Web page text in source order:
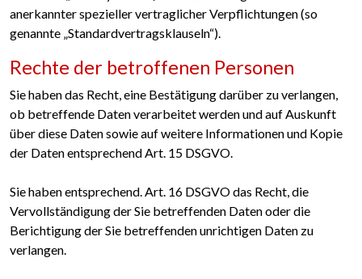
anerkannter spezieller vertraglicher Verpflichtungen (so
genannte „Standardvertragsklauseln“).
Rechte der betroffenen Personen
Sie haben das Recht, eine Bestätigung darüber zu verlangen,
ob betreffende Daten verarbeitet werden und auf Auskunft
über diese Daten sowie auf weitere Informationen und Kopie
der Daten entsprechend Art. 15 DSGVO.
Sie haben entsprechend. Art. 16 DSGVO das Recht, die
Vervollständigung der Sie betreffenden Daten oder die
Berichtigung der Sie betreffenden unrichtigen Daten zu
verlangen.